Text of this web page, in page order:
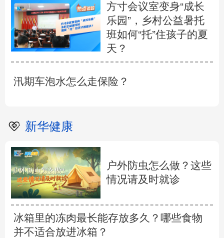
方寸会议室变身“成长
乐园”，乡村公益暑托
班如何“托”住孩子的夏
天？
汛期车泡水怎么走保险？
新华健康
户外防虫怎么做？这些
情况请及时就诊
冰箱里的冻肉最长能存放多久？哪些食物
并不适合放进冰箱？